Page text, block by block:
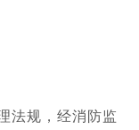
规，经消防监